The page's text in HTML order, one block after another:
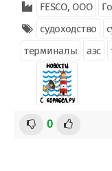
FESCO, ООО
судоходство
терминалы
аэс
0